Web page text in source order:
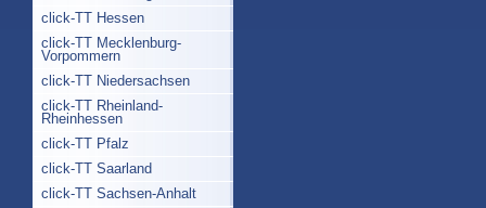
click-TT Hessen
click-TT Mecklenburg-
Vorpommern
click-TT Niedersachsen
click-TT Rheinland-
Rheinhessen
click-TT Pfalz
click-TT Saarland
click-TT Sachsen-Anhalt